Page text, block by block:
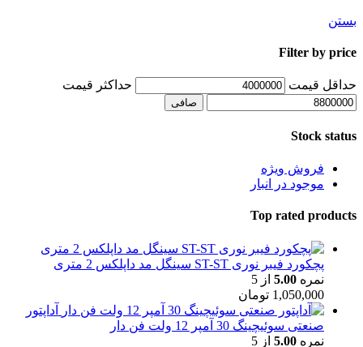
بستن
Filter by price
حداقل قیمت حداكثر قيمت
صافی
Stock status
فروش ویژه
موجود در انبار
Top rated products
پچکورد فیبر نوری ST-ST سینگل مد داپلکس 2 متری
نمره 5.00 از 5
1,050,000 تومان
آداپتور
صنعتی سوئیچینگ 30 آمپر 12 ولت فن دار
نمره 5.00 از 5